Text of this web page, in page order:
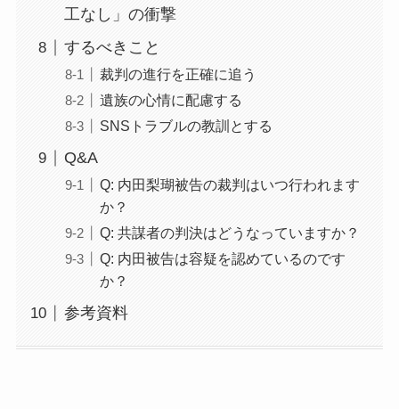
工なし」の衝撃
するべきこと
裁判の進行を正確に追う
遺族の心情に配慮する
SNSトラブルの教訓とする
Q&A
Q: 内田梨瑚被告の裁判はいつ行われます
か？
Q: 共謀者の判決はどうなっていますか？
Q: 内田被告は容疑を認めているのです
か？
参考資料